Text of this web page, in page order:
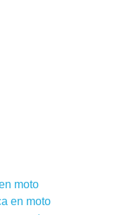
moto
en moto